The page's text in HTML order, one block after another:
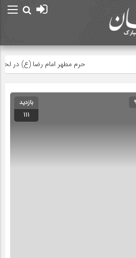
حرم مطهر امام رضا (ع) در لحظه
بازدید
111